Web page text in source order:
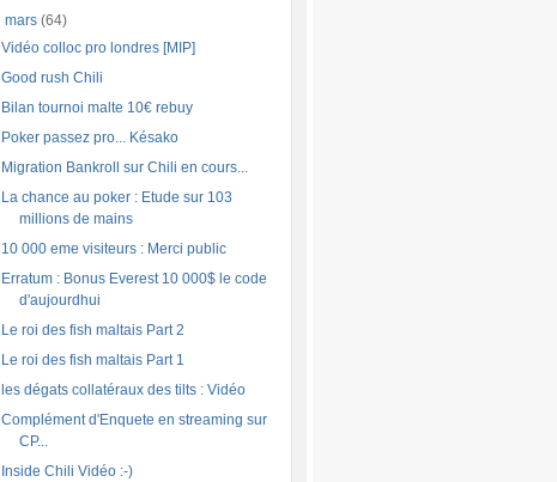
mars (64)
Vidéo colloc pro londres [MIP]
Good rush Chili
Bilan tournoi malte 10€ rebuy
Poker passez pro... Késako
Migration Bankroll sur Chili en cours...
La chance au poker : Etude sur 103
millions de mains
10 000 eme visiteurs : Merci public
Erratum : Bonus Everest 10 000$ le code
d'aujourdhui
Le roi des fish maltais Part 2
Le roi des fish maltais Part 1
les dégats collatéraux des tilts : Vidéo
Complément d'Enquete en streaming sur
CP...
Inside Chili Vidéo :-)